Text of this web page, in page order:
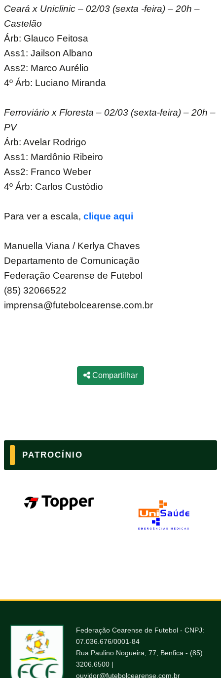
Ceará x Uniclinic – 02/03 (sexta -feira) – 20h –
Castelão
Árb: Glauco Feitosa
Ass1: Jailson Albano
Ass2: Marco Aurélio
4º Árb: Luciano Miranda
Ferroviário x Floresta – 02/03 (sexta-feira) – 20h –
PV
Árb: Avelar Rodrigo
Ass1: Mardônio Ribeiro
Ass2: Franco Weber
4º Árb: Carlos Custódio
Para ver a escala, clique aqui
Manuella Viana / Kerlya Chaves
Departamento de Comunicação
Federação Cearense de Futebol
(85) 32066522
imprensa@futebolcearense.com.br
Compartilhar
PATROCÍNIO
Federação Cearense de Futebol - CNPJ:
07.036.676/0001-84
Rua Paulino Nogueira, 77, Benfica - (85)
3206.6500 |
ouvidor@futebolcearense.com.br